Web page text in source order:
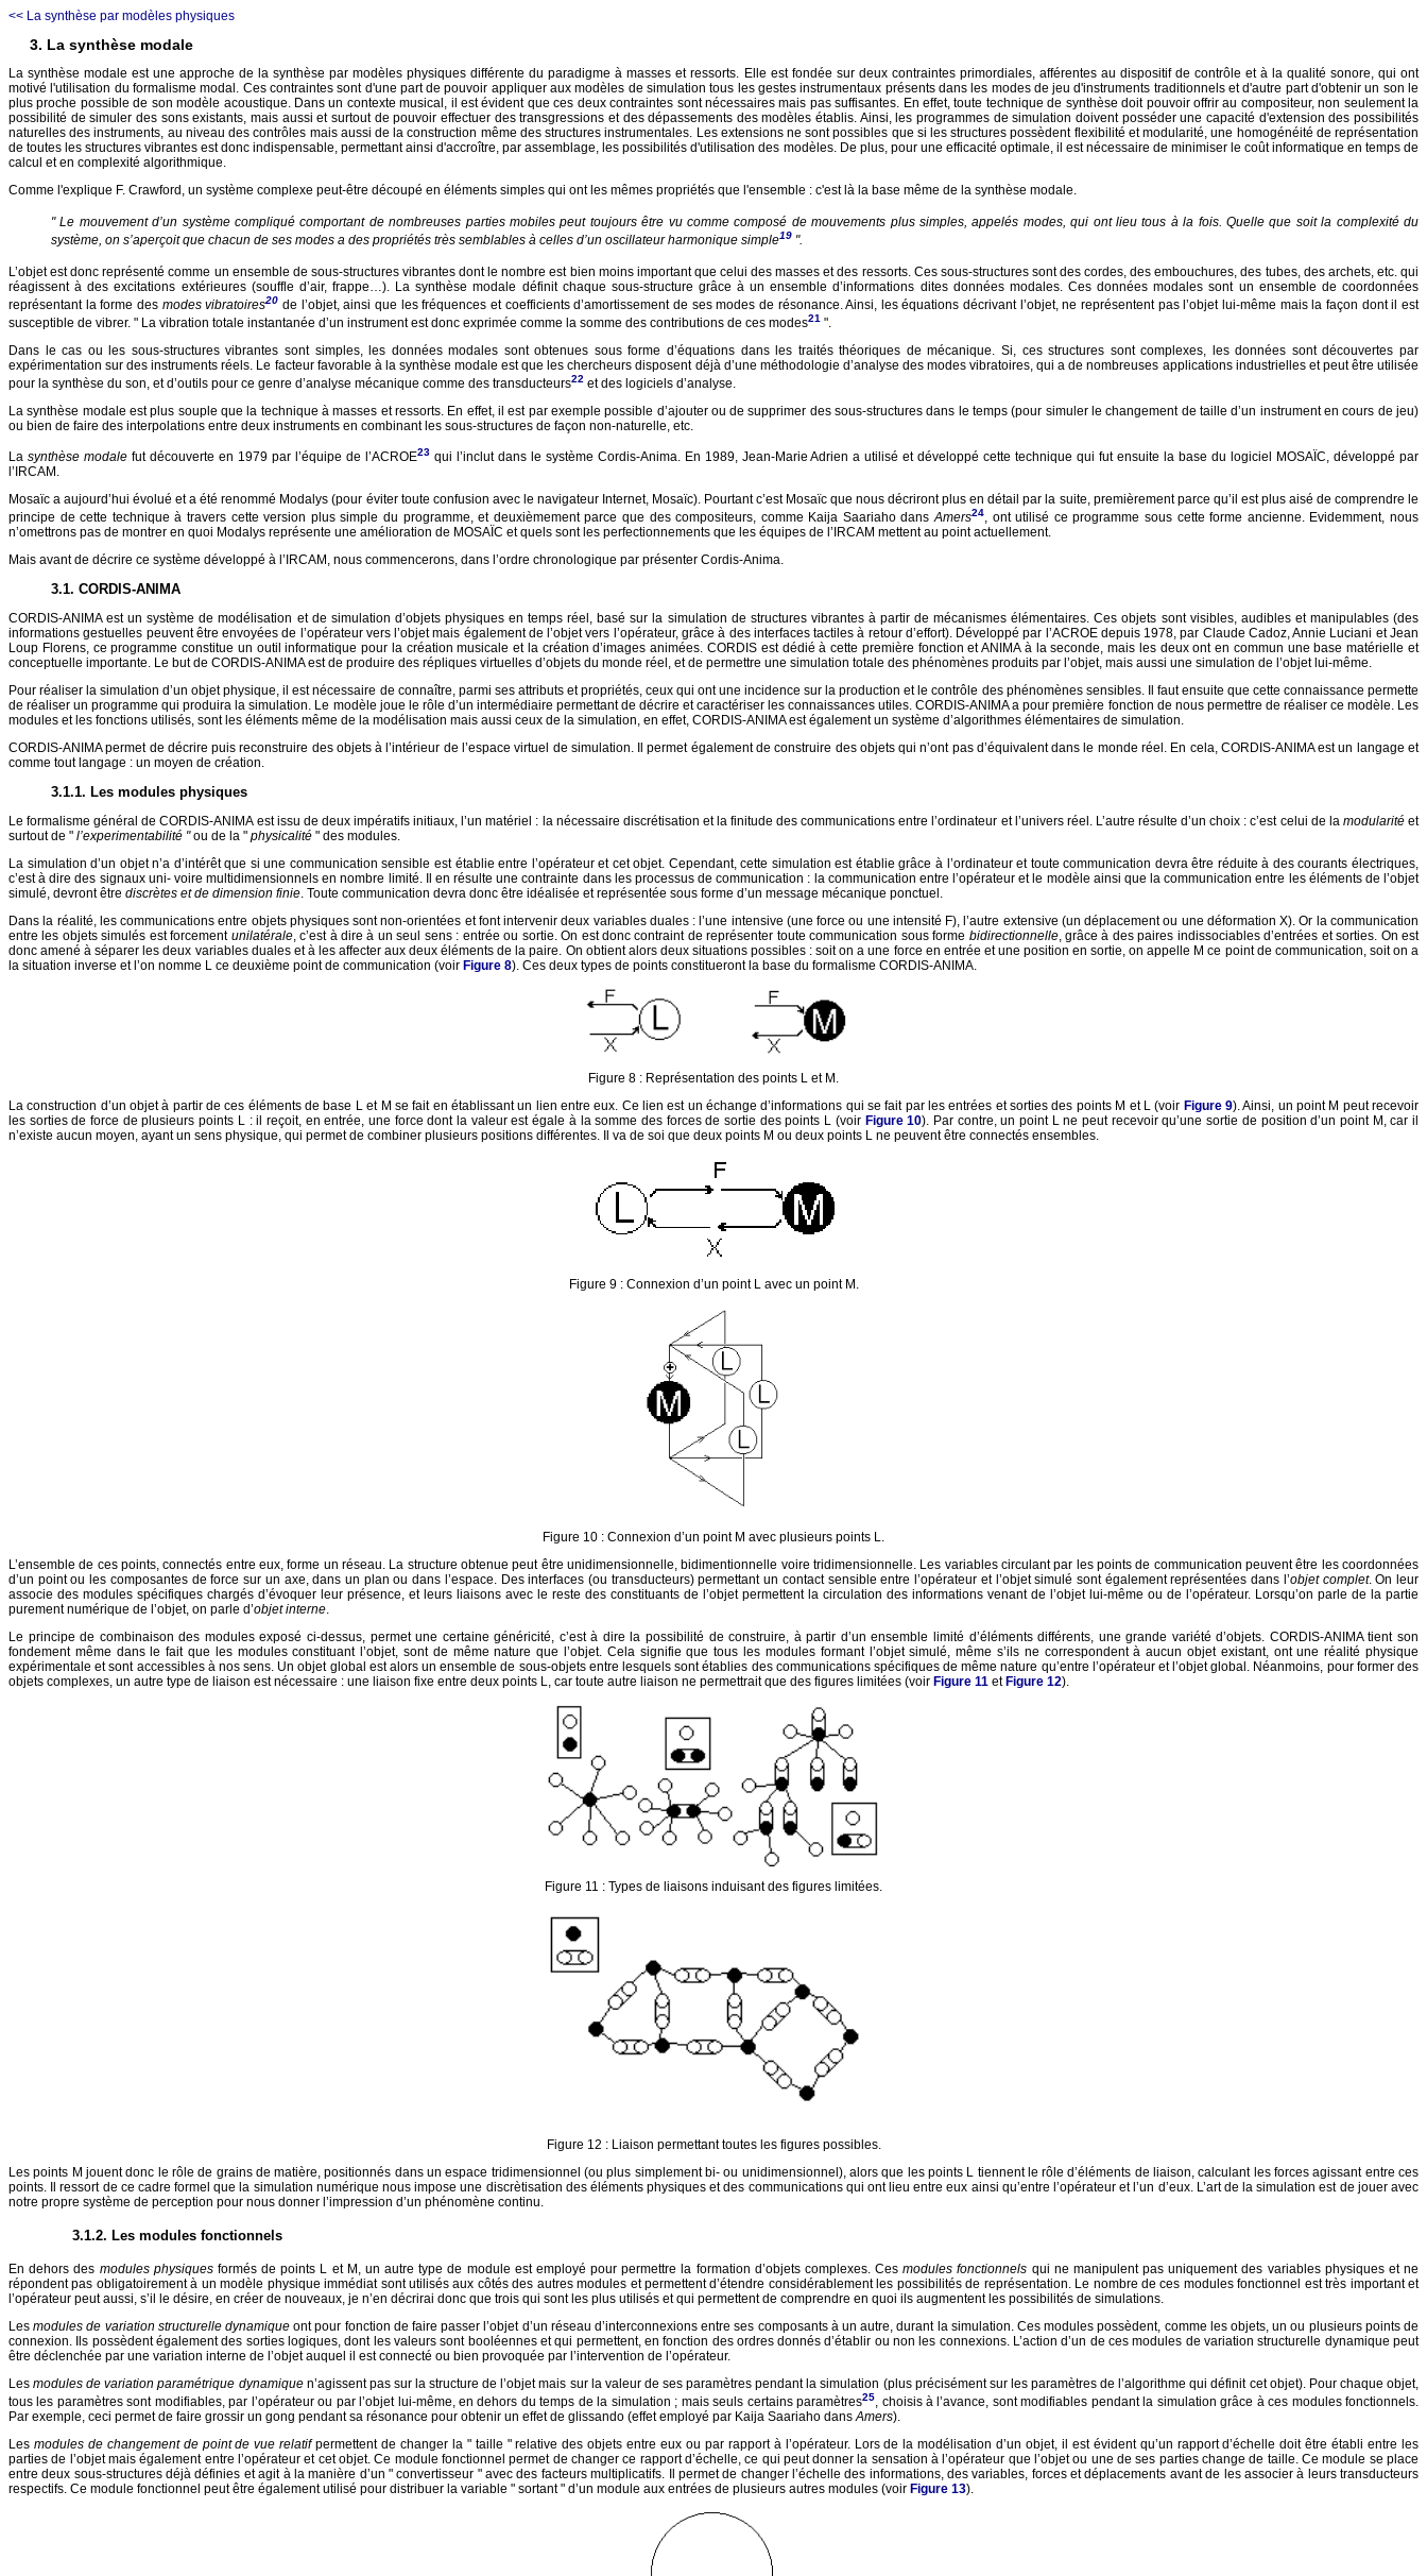
<< La synthèse par modèles physiques
3. La synthèse modale
La synthèse modale est une approche de la synthèse par modèles physiques différente du paradigme à masses et ressorts. Elle est fondée sur deux contraintes primordiales, afférentes au dispositif de contrôle et à la qualité sonore, qui ont
motivé l'utilisation du formalisme modal. Ces contraintes sont d'une part de pouvoir appliquer aux modèles de simulation tous les gestes instrumentaux présents dans les modes de jeu d'instruments traditionnels et d'autre part d'obtenir un son le
plus proche possible de son modèle acoustique. Dans un contexte musical, il est évident que ces deux contraintes sont nécessaires mais pas suffisantes. En effet, toute technique de synthèse doit pouvoir offrir au compositeur, non seulement la
possibilité de simuler des sons existants, mais aussi et surtout de pouvoir effectuer des transgressions et des dépassements des modèles établis. Ainsi, les programmes de simulation doivent posséder une capacité d'extension des possibilités
naturelles des instruments, au niveau des contrôles mais aussi de la construction même des structures instrumentales. Les extensions ne sont possibles que si les structures possèdent flexibilité et modularité, une homogénéité de représentation
de toutes les structures vibrantes est donc indispensable, permettant ainsi d'accroître, par assemblage, les possibilités d'utilisation des modèles. De plus, pour une efficacité optimale, il est nécessaire de minimiser le coût informatique en temps de
calcul et en complexité algorithmique.
Comme l'explique F. Crawford, un système complexe peut-être découpé en éléments simples qui ont les mêmes propriétés que l'ensemble : c'est là la base même de la synthèse modale.
" Le mouvement d’un système compliqué comportant de nombreuses parties mobiles peut toujours être vu comme composé de mouvements plus simples, appelés modes, qui ont lieu tous à la fois. Quelle que soit la complexité du
système, on s’aperçoit que chacun de ses modes a des propriétés très semblables à celles d’un oscillateur harmonique simple19 ".
L’objet est donc représenté comme un ensemble de sous-structures vibrantes dont le nombre est bien moins important que celui des masses et des ressorts. Ces sous-structures sont des cordes, des embouchures, des tubes, des archets, etc. qui
réagissent à des excitations extérieures (souffle d’air, frappe…). La synthèse modale définit chaque sous-structure grâce à un ensemble d’informations dites données modales. Ces données modales sont un ensemble de coordonnées
représentant la forme des modes vibratoires20 de l’objet, ainsi que les fréquences et coefficients d’amortissement de ses modes de résonance. Ainsi, les équations décrivant l’objet, ne représentent pas l’objet lui-même mais la façon dont il est
susceptible de vibrer. " La vibration totale instantanée d’un instrument est donc exprimée comme la somme des contributions de ces modes21 ".
Dans le cas ou les sous-structures vibrantes sont simples, les données modales sont obtenues sous forme d’équations dans les traités théoriques de mécanique. Si, ces structures sont complexes, les données sont découvertes par
expérimentation sur des instruments réels. Le facteur favorable à la synthèse modale est que les chercheurs disposent déjà d’une méthodologie d’analyse des modes vibratoires, qui a de nombreuses applications industrielles et peut être utilisée
pour la synthèse du son, et d’outils pour ce genre d’analyse mécanique comme des transducteurs22 et des logiciels d’analyse.
La synthèse modale est plus souple que la technique à masses et ressorts. En effet, il est par exemple possible d’ajouter ou de supprimer des sous-structures dans le temps (pour simuler le changement de taille d’un instrument en cours de jeu)
ou bien de faire des interpolations entre deux instruments en combinant les sous-structures de façon non-naturelle, etc.
La synthèse modalefut découverte en 1979 par l’équipe de l’ACROE23qui l’inclut dans le système Cordis-Anima. En 1989, Jean-Marie Adrien a utilisé et développé cette technique qui fut ensuite la base du logiciel MOSAÏC, développé par
l’IRCAM.
Mosaïc a aujourd’hui évolué et a été renommé Modalys (pour éviter toute confusion avec le navigateur Internet, Mosaïc). Pourtant c’est Mosaïc que nous décriront plus en détail par la suite, premièrement parce qu’il est plus aisé de comprendre le
principe de cette technique à travers cette version plus simple du programme, et deuxièmement parce que des compositeurs, comme Kaija Saariaho dansAmers24
, ont utilisé ce programme sous cette forme ancienne. Evidemment, nous
n’omettrons pas de montrer en quoi Modalys représente une amélioration de MOSAÏC et quels sont les perfectionnements que les équipes de l’IRCAM mettent au point actuellement.
Mais avant de décrire ce système développé à l’IRCAM, nous commencerons, dans l’ordre chronologique par présenter Cordis-Anima.
3.1. CORDIS-ANIMA
CORDIS-ANIMA est un système de modélisation et de simulation d’objets physiques en temps réel, basé sur la simulation de structures vibrantes à partir de mécanismes élémentaires. Ces objets sont visibles, audibles et manipulables (des
informations gestuelles peuvent être envoyées de l’opérateur vers l’objet mais également de l’objet vers l’opérateur, grâce à des interfaces tactiles à retour d’effort). Développé par l’ACROE depuis 1978, par Claude Cadoz, Annie Luciani et Jean
Loup Florens, ce programme constitue un outil informatique pour la création musicale et la création d’images animées. CORDIS est dédié à cette première fonction et ANIMA à la seconde, mais les deux ont en commun une base matérielle et
conceptuelle importante. Le but de CORDIS-ANIMA est de produire des répliques virtuelles d’objets du monde réel, et de permettre une simulation totale des phénomènes produits par l’objet, mais aussi une simulation de l’objet lui-même.
Pour réaliser la simulation d’un objet physique, il est nécessaire de connaître, parmi ses attributs et propriétés, ceux qui ont une incidence sur la production et le contrôle des phénomènes sensibles. Il faut ensuite que cette connaissance permette
de réaliser un programme qui produira la simulation. Le modèle joue le rôle d’un intermédiaire permettant de décrire et caractériser les connaissances utiles. CORDIS-ANIMA a pour première fonction de nous permettre de réaliser ce modèle. Les
modules et les fonctions utilisés, sont les éléments même de la modélisation mais aussi ceux de la simulation, en effet, CORDIS-ANIMA est également un système d’algorithmes élémentaires de simulation.
CORDIS-ANIMA permet de décrire puis reconstruire des objets à l’intérieur de l’espace virtuel de simulation. Il permet également de construire des objets qui n’ont pas d’équivalent dans le monde réel. En cela, CORDIS-ANIMA est un langage et
comme tout langage : un moyen de création.
3.1.1. Les modules physiques
Le formalisme général de CORDIS-ANIMA est issu de deux impératifs initiaux, l’un matériel : la nécessaire discrétisation et la finitude des communications entre l’ordinateur et l’univers réel. L’autre résulte d’un choix : c’est celui de la modularitéet
surtout de " l’experimentabilité "ou de la " physicalité " des modules.
La simulation d’un objet n’a d’intérêt que si une communication sensible est établie entre l’opérateur et cet objet. Cependant, cette simulation est établie grâce à l’ordinateur et toute communication devra être réduite à des courants électriques,
c’est à dire des signaux uni- voire multidimensionnels en nombre limité. Il en résulte une contrainte dans les processus de communication : la communication entre l’opérateur et le modèle ainsi que la communication entre les éléments de l’objet
simulé, devront être discrètes et de dimension finie . Toute communication devra donc être idéalisée et représentée sous forme d’un message mécanique ponctuel.
Dans la réalité, les communications entre objets physiques sont non-orientées et font intervenir deux variables duales : l’une intensive (une force ou une intensité F), l’autre extensive (un déplacement ou une déformation X). Or la communication
entre les objets simulés est forcement unilatérale, c’est à dire à un seul sens : entrée ou sortie. On est donc contraint de représenter toute communication sous forme bidirectionnelle, grâce à des paires indissociables d’entrées et sorties. On est
donc amené à séparer les deux variables duales et à les affecter aux deux éléments de la paire. On obtient alors deux situations possibles : soit on a une force en entrée et une position en sortie, on appelle M ce point de communication, soit on a
la situation inverse et l’on nomme L ce deuxième point de communication (voir Figure 8). Ces deux types de points constitueront la base du formalisme CORDIS-ANIMA.
Figure 8 : Représentation des points L et M.
La construction d’un objet à partir de ces éléments de base L et M se fait en établissant un lien entre eux. Ce lien est un échange d’informations qui se fait par les entrées et sorties des points M et L (voir Figure 9). Ainsi, un point M peut recevoir
les sorties de force de plusieurs points L : il reçoit, en entrée, une force dont la valeur est égale à la somme des forces de sortie des points L (voir Figure 10). Par contre, un point L ne peut recevoir qu’une sortie de position d’un point M, car il
n’existe aucun moyen, ayant un sens physique, qui permet de combiner plusieurs positions différentes. Il va de soi que deux points M ou deux points L ne peuvent être connectés ensembles.
Figure 9 : Connexion d’un point L avec un point M.
Figure 10 : Connexion d’un point M avec plusieurs points L.
L’ensemble de ces points, connectés entre eux, forme un réseau. La structure obtenue peut être unidimensionnelle, bidimentionnelle voire tridimensionnelle. Les variables circulant par les points de communication peuvent être les coordonnées
d’un point ou les composantes de force sur un axe, dans un plan ou dans l’espace. Des interfaces (ou transducteurs) permettant un contact sensible entre l’opérateur et l’objet simulé sont également représentées dans l’objet complet. On leur
associe des modules spécifiques chargés d’évoquer leur présence, et leurs liaisons avec le reste des constituants de l’objet permettent la circulation des informations venant de l’objet lui-même ou de l’opérateur. Lorsqu’on parle de la partie
purement numérique de l’objet, on parle d’objet interne
Le principe de combinaison des modules exposé ci-dessus, permet une certaine généricité, c’est à dire la possibilité de construire, à partir d’un ensemble limité d’éléments différents, une grande variété d’objets. CORDIS-ANIMA tient son
fondement même dans le fait que les modules constituant l’objet, sont de même nature que l’objet. Cela signifie que tous les modules formant l’objet simulé, même s’ils ne correspondent à aucun objet existant, ont une réalité physique
expérimentale et sont accessibles à nos sens. Un objet global est alors un ensemble de sous-objets entre lesquels sont établies des communications spécifiques de même nature qu’entre l’opérateur et l’objet global. Néanmoins, pour former des
objets complexes, un autre type de liaison est nécessaire : une liaison fixe entre deux points L, car toute autre liaison ne permettrait que des figures limitées (voir Figure 11 etFigure 12).
Figure 11 : Types de liaisons induisant des figures limitées.
Figure 12 : Liaison permettant toutes les figures possibles.
Les points M jouent donc le rôle de grains de matière, positionnés dans un espace tridimensionnel (ou plus simplement bi- ou unidimensionnel), alors que les points L tiennent le rôle d’éléments de liaison, calculant les forces agissant entre ces
points. Il ressort de ce cadre formel que la simulation numérique nous impose une discrètisation des éléments physiques et des communications qui ont lieu entre eux ainsi qu’entre l’opérateur et l’un d’eux. L’art de la simulation est de jouer avec
notre propre système de perception pour nous donner l’impression d’un phénomène continu.
3.1.2. Les modules fonctionnels
En dehors des modules physiquesformés de points L et M, un autre type de module est employé pour permettre la formation d’objets complexes. Cesmodules fonctionnels qui ne manipulent pas uniquement des variables physiques et ne
répondent pas obligatoirement à un modèle physique immédiat sont utilisés aux côtés des autres modules et permettent d’étendre considérablement les possibilités de représentation. Le nombre de ces modules fonctionnel est très important et
l’opérateur peut aussi, s’il le désire, en créer de nouveaux, je n’en décrirai donc que trois qui sont les plus utilisés et qui permettent de comprendre en quoi ils augmentent les possibilités de simulations.
Lesmodules de variation structurelle dynamique ont pour fonction de faire passer l’objet d’un réseau d’interconnexions entre ses composants à un autre, durant la simulation. Ces modules possèdent, comme les objets, un ou plusieurs points de
connexion. Ils possèdent également des sorties logiques, dont les valeurs sont booléennes et qui permettent, en fonction des ordres donnés d’établir ou non les connexions. L’action d’un de ces modules de variation structurelle dynamique peut
être déclenchée par une variation interne de l’objet auquel il est connecté ou bien provoquée par l’intervention de l’opérateur.
Lesmodules de variation paramétrique dynamiquen’agissent pas sur la structure de l’objet mais sur la valeur de ses paramètres pendant la simulation (plus précisément sur les paramètres de l’algorithme qui définit cet objet). Pour chaque objet,
tous les paramètres sont modifiables, par l’opérateur ou par l’objet lui-même, en dehors du temps de la simulation ; mais seuls certains paramètres25, choisis à l’avance, sont modifiables pendant la simulation grâce à ces modules fonctionnels.
Par exemple, ceci permet de faire grossir un gong pendant sa résonance pour obtenir un effet de glissando (effet employé par Kaija Saariaho dansAmers).
Les modules de changement de point de vue relatifpermettent de changer la " taille " relative des objets entre eux ou par rapport à l’opérateur. Lors de la modélisation d’un objet, il est évident qu’un rapport d’échelle doit être établi entre les
parties de l’objet mais également entre l’opérateur et cet objet. Ce module fonctionnel permet de changer ce rapport d’échelle, ce qui peut donner la sensation à l’opérateur que l’objet ou une de ses parties change de taille. Ce module se place
entre deux sous-structures déjà définies et agit à la manière d’un " convertisseur " avec des facteurs multiplicatifs. Il permet de changer l’échelle des informations, des variables, forces et déplacements avant de les associer à leurs transducteurs
respectifs. Ce module fonctionnel peut être également utilisé pour distribuer la variable " sortant " d’un module aux entrées de plusieurs autres modules (voir Figure 13).